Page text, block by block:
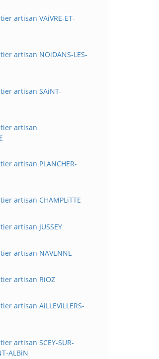
artisan VAiVRE-ET-
artisan NOiDANS-LES-
artisan SAiNT-
artisan
artisan PLANCHER-
artisan CHAMPLiTTE
artisan JUSSEY
artisan NAVENNE
artisan RiOZ
artisan AiLLEViLLERS-
artisan SCEY-SUR-
ALBiN